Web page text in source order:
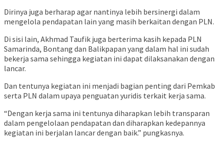
Dirinya juga berharap agar nantinya lebih bersinergi dalam
mengelola pendapatan lain yang masih berkaitan dengan PLN.
Di sisi lain, Akhmad Taufik juga berterima kasih kepada PLN
Samarinda, Bontang dan Balikpapan yang dalam hal ini sudah
bekerja sama sehingga kegiatan ini dapat dilaksanakan dengan
lancar.
Dan tentunya kegiatan ini menjadi bagian penting dari Pemkab
serta PLN dalam upaya penguatan yuridis terkait kerja sama.
“Dengan kerja sama ini tentunya diharapkan lebih transparan
dalam pengelolaan pendapatan dan diharapkan kedepannya
kegiatan ini berjalan lancar dengan baik.” pungkasnya.